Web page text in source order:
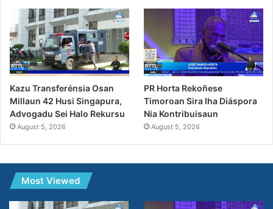
Kazu Transferénsia Osan
Millaun 42 Husi Singapura,
Advogadu Sei Halo Rekursu
August 5, 2026
PR Horta Rekoñese
Timoroan Sira Iha Diáspora
Nia Kontribuisaun
August 5, 2026
Most Viewed